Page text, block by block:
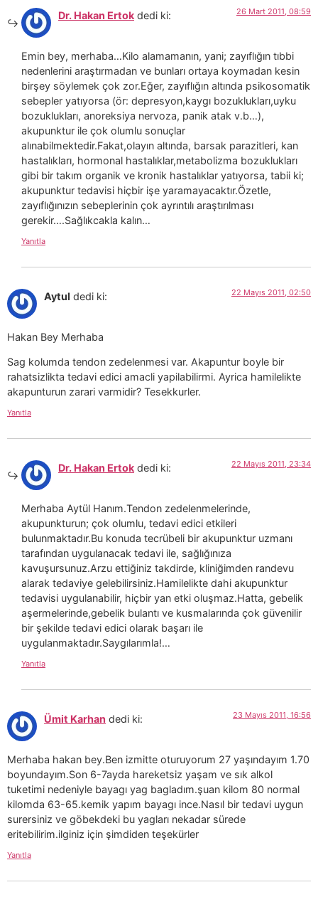
Dr. Hakan Ertok dedi ki: 26 Mart 2011, 08:59
Emin bey, merhaba…Kilo alamamanın, yani; zayıflığın tıbbi
nedenlerini araştırmadan ve bunları ortaya koymadan kesin
birşey söylemek çok zor.Eğer, zayıflığın altında psikosomatik
sebepler yatıyorsa (ör: depresyon,kaygı bozuklukları,uyku
bozuklukları, anoreksiya nervoza, panik atak v.b…),
akupunktur ile çok olumlu sonuçlar
alınabilmektedir.Fakat,olayın altında, barsak parazitleri, kan
hastalıkları, hormonal hastalıklar,metabolizma bozuklukları
gibi bir takım organik ve kronik hastalıklar yatıyorsa, tabii ki;
akupunktur tedavisi hiçbir işe yaramayacaktır.Özetle,
zayıflığınızın sebeplerinin çok ayrıntılı araştırılması
gerekir….Sağlıkcakla kalın…
Yanıtla
Aytul dedi ki: 22 Mayıs 2011, 02:50
Hakan Bey Merhaba
Sag kolumda tendon zedelenmesi var. Akapuntur boyle bir
rahatsizlikta tedavi edici amacli yapilabilirmi. Ayrica hamilelikte
akapunturun zarari varmidir? Tesekkurler.
Yanıtla
Dr. Hakan Ertok dedi ki: 22 Mayıs 2011, 23:34
Merhaba Aytül Hanım.Tendon zedelenmelerinde,
akupunkturun; çok olumlu, tedavi edici etkileri
bulunmaktadır.Bu konuda tecrübeli bir akupunktur uzmanı
tarafından uygulanacak tedavi ile, sağlığınıza
kavuşursunuz.Arzu ettiğiniz takdirde, kliniğimden randevu
alarak tedaviye gelebilirsiniz.Hamilelikte dahi akupunktur
tedavisi uygulanabilir, hiçbir yan etki oluşmaz.Hatta, gebelik
aşermelerinde,gebelik bulantı ve kusmalarında çok güvenilir
bir şekilde tedavi edici olarak başarı ile
uygulanmaktadır.Saygılarımla!…
Yanıtla
Ümit Karhan dedi ki: 23 Mayıs 2011, 16:56
Merhaba hakan bey.Ben izmitte oturuyorum 27 yaşındayım 1.70
boyundayım.Son 6-7ayda hareketsiz yaşam ve sık alkol
tuketimi nedeniyle bayagı yag bagladım.şuan kilom 80 normal
kilomda 63-65.kemik yapım bayagı ince.Nasıl bir tedavi uygun
surersiniz ve göbekdeki bu yagları nekadar sürede
eritebilirim.ilginiz için şimdiden teşekürler
Yanıtla